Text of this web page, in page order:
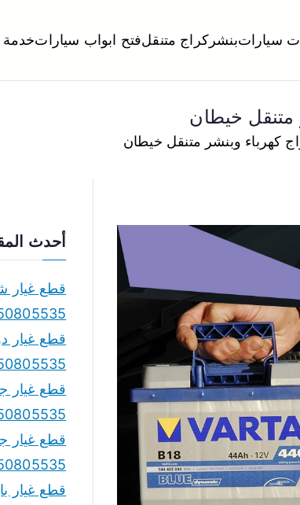
تصليح وصيانة سيارات امام المنزل تبديل بطاريات
سياراتبنشر كراج متنقلفتح ابواب سياراتخدمة
أحدث
50805535 الأصلية صيانة
50805535 أصلية مع
50805535 الأصلية
50805535 تركيب